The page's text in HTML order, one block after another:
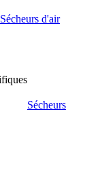
Sécheurs d'air
Sécheurs